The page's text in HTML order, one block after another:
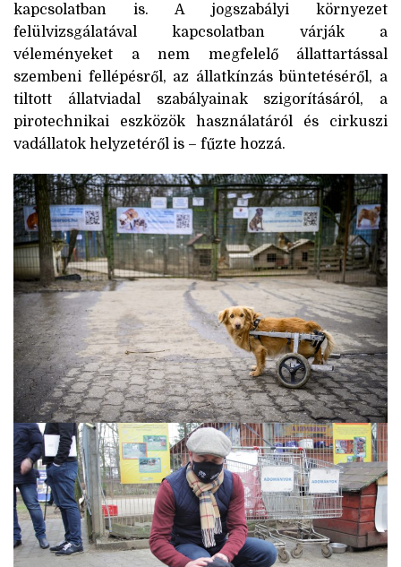
kapcsolatban is. A jogszabályi környezet
felülvizsgálatával kapcsolatban várják a
véleményeket a nem megfelelő állattartással
szembeni fellépésről, az állatkínzás büntetéséről, a
tiltott állatviadal szabályainak szigorításáról, a
pirotechnikai eszközök használatáról és cirkuszi
vadállatok helyzetéről is – fűzte hozzá.